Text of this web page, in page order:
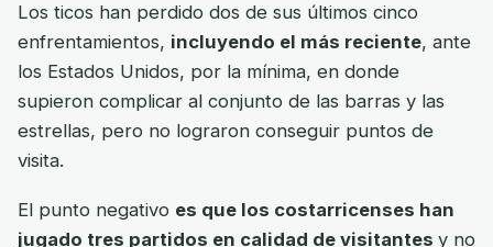
Los ticos han perdido dos de sus últimos cinco
enfrentamientos, incluyendo el más reciente, ante
los Estados Unidos, por la mínima, en donde
supieron complicar al conjunto de las barras y las
estrellas, pero no lograron conseguir puntos de
visita.
El punto negativo es que los costarricenses han
jugado tres partidos en calidad de visitantes y no